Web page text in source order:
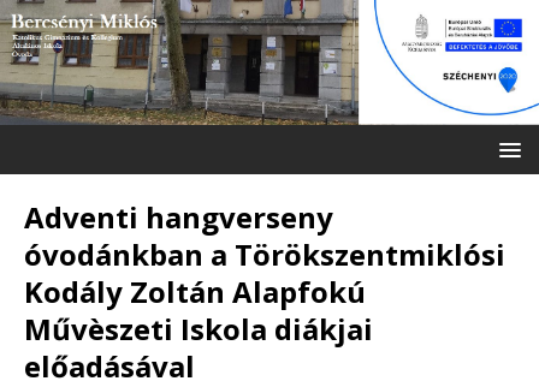
Adventi hangverseny
óvodánkban a Törökszentmiklósi
Kodály Zoltán Alapfokú
Művèszeti Iskola diákjai
előadásával